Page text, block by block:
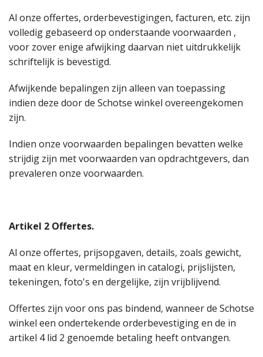
Al onze offertes, orderbevestigingen, facturen, etc. zijn
volledig gebaseerd op onderstaande voorwaarden ,
voor zover enige afwijking daarvan niet uitdrukkelijk
schriftelijk is bevestigd.
Afwijkende bepalingen zijn alleen van toepassing
indien deze door de Schotse winkel overeengekomen
zijn.
Indien onze voorwaarden bepalingen bevatten welke
strijdig zijn met voorwaarden van opdrachtgevers, dan
prevaleren onze voorwaarden.
Artikel 2 Offertes.
Al onze offertes, prijsopgaven, details, zoals gewicht,
maat en kleur, vermeldingen in catalogi, prijslijsten,
tekeningen, foto's en dergelijke, zijn vrijblijvend.
Offertes zijn voor ons pas bindend, wanneer de Schotse
winkel een ondertekende orderbevestiging en de in
artikel 4 lid 2 genoemde betaling heeft ontvangen.